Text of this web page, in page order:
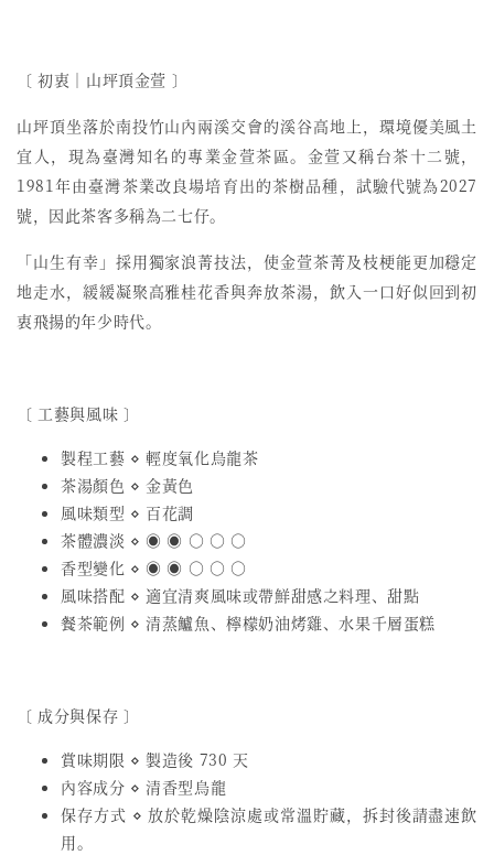
〔 初衷︱山坪頂金萱 〕
山坪頂坐落於南投竹山內兩溪交會的溪谷高地上，環境優美風土
宜人，現為臺灣知名的專業金萱茶區。金萱又稱台茶十二號，
1981年由臺灣茶業改良場培育出的茶樹品種，試驗代號為2027
號，因此茶客多稱為二七仔。
「山生有幸」採用獨家浪菁技法，使金萱茶菁及枝梗能更加穩定
地走水，緩緩凝聚高雅桂花香與奔放茶湯，飲入一口好似回到初
衷飛揚的年少時代。
〔 工藝與風味 〕
製程工藝 ⋄ 輕度氧化烏龍茶
茶湯顏色 ⋄ 金黃色
風味類型 ⋄ 百花調
茶體濃淡 ⋄ ◉ ◉ ○ ○ ○
香型變化 ⋄ ◉ ◉ ○ ○ ○
風味搭配 ⋄ 適宜清爽風味或帶鮮甜感之料理、甜點
餐茶範例 ⋄ 清蒸鱸魚、檸檬奶油烤雞、水果千層蛋糕
〔 成分與保存 〕
賞味期限 ⋄ 製造後 730 天
內容成分 ⋄ 清香型烏龍
保存方式 ⋄ 放於乾燥陰涼處或常溫貯藏，拆封後請盡速飲
用。